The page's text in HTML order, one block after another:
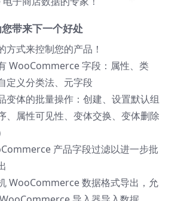
带来下一个好处
方式来控制您的产品！
WooCommerce 字段：属性、类
定义分类法、元字段
变体的批量操作：创建、设置默认组
、属性可见性、变体交换、变体删除
产品字段过滤以进一步批
WooCommerce 数据格式导出，允